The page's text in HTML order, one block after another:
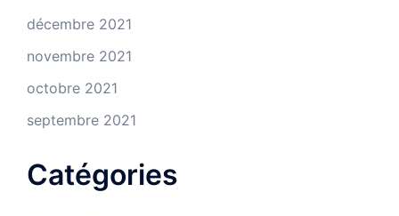
décembre 2021
novembre 2021
octobre 2021
septembre 2021
Catégories